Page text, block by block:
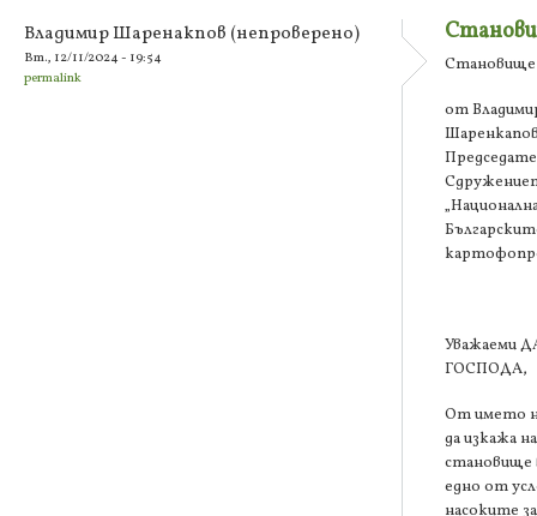
Владимир Шаренакпов (непроверено)
Вт., 12/11/2024 - 19:54
permalink
Становище
от
Уважаеми
ГОСПОДА,
От името
да изкажа
становище
едно от
насоките за